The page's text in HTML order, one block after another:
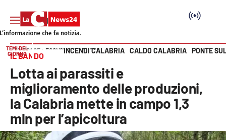
SEZIONI
Cronaca
Politica
Vai
TEMI DEL
GIORNO
INCENDI CALABRIA CALDO CALABRIA PONTE
HOME PAGE ECONOMIA E LAVORO
IL BANDO
Lotta ai parassiti e
miglioramento delle produzioni,
la Calabria mette in campo 1,3
mln per l’apicoltura